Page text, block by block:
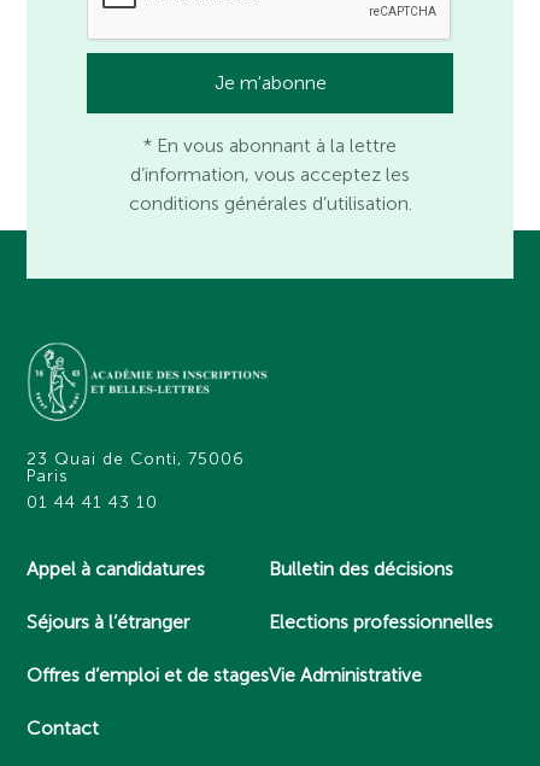
* En vous abonnant à la lettre
d’information, vous acceptez les
conditions générales d’utilisation.
23 Quai de Conti, 75006
Paris
01 44 41 43 10
Appel à candidatures
Séjours à l’étranger
Offres d’emploi et de stages
Contact
Bulletin des décisions
Elections professionnelles
Vie Administrative